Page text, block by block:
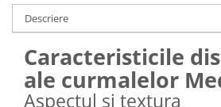
Descriere
Caracteristicile
ale curmalelor
Aspectul și textura